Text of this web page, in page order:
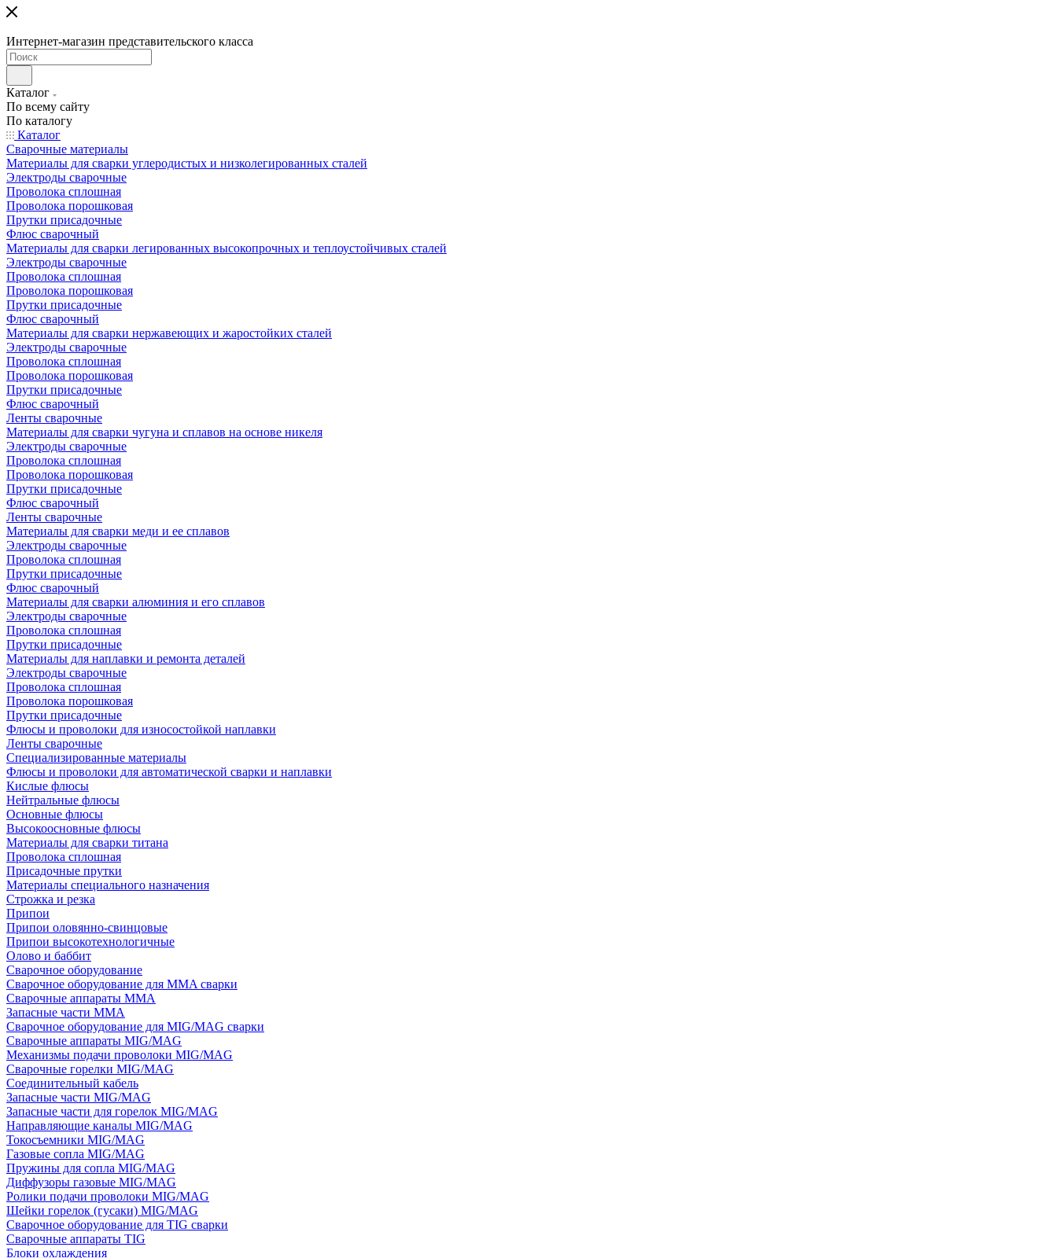
Интернет-магазин представительского класса
Каталог
По всему сайту
По каталогу
Каталог
Сварочные материалы
Материалы для сварки углеродистых и низколегированных сталей
Электроды сварочные
Проволока сплошная
Проволока порошковая
Прутки присадочные
Флюс сварочный
Материалы для сварки легированных высокопрочных и теплоустойчивых сталей
Электроды сварочные
Проволока сплошная
Проволока порошковая
Прутки присадочные
Флюс сварочный
Материалы для сварки нержавеющих и жаростойких сталей
Электроды сварочные
Проволока сплошная
Проволока порошковая
Прутки присадочные
Флюс сварочный
Ленты сварочные
Материалы для сварки чугуна и сплавов на основе никеля
Электроды сварочные
Проволока сплошная
Проволока порошковая
Прутки присадочные
Флюс сварочный
Ленты сварочные
Материалы для сварки меди и ее сплавов
Электроды сварочные
Проволока сплошная
Прутки присадочные
Флюс сварочный
Материалы для сварки алюминия и его сплавов
Электроды сварочные
Проволока сплошная
Прутки присадочные
Материалы для наплавки и ремонта деталей
Электроды сварочные
Проволока сплошная
Проволока порошковая
Прутки присадочные
Флюсы и проволоки для износостойкой наплавки
Ленты сварочные
Специализированные материалы
Флюсы и проволоки для автоматической сварки и наплавки
Кислые флюсы
Нейтральные флюсы
Основные флюсы
Высокоосновные флюсы
Материалы для сварки титана
Проволока сплошная
Присадочные прутки
Материалы специального назначения
Строжка и резка
Припои
Припои оловянно-свинцовые
Припои высокотехнологичные
Олово и баббит
Сварочное оборудование
Сварочное оборудование для MMA сварки
Сварочные аппараты MMA
Запасные части MMA
Сварочное оборудование для MIG/MAG сварки
Сварочные аппараты MIG/MAG
Механизмы подачи проволоки MIG/MAG
Сварочные горелки MIG/MAG
Соединительный кабель
Запасные части MIG/MAG
Запасные части для горелок MIG/MAG
Направляющие каналы MIG/MAG
Токосъемники MIG/MAG
Газовые сопла MIG/MAG
Пружины для сопла MIG/MAG
Диффузоры газовые MIG/MAG
Ролики подачи проволоки MIG/MAG
Шейки горелок (гусаки) MIG/MAG
Сварочное оборудование для TIG сварки
Сварочные аппараты TIG
Блоки охлаждения